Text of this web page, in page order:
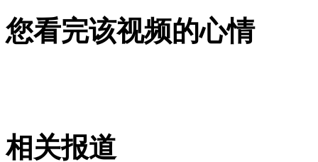
女孩北京地铁殴打老人 痛下狠手拳打脚踢
外交部：反对强权政治霸凌主义
您看完该视频的心情
相关报道